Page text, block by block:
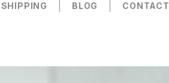
SHIPPING BLOG CONTACT